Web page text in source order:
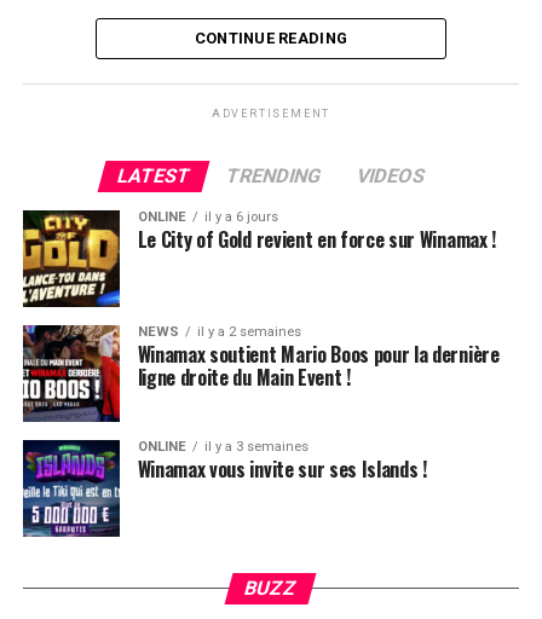
Hugues Mazerolle, vainqueur du Main Event
La victoire de Chotec clôture donc ce festival qui aura,
climat, tout était au top et très bien organisé. Le casino
d’habitude, le suspense était à son comble.
CONTINUE READING
ADVERTISEMENT
LATEST TRENDING VIDEOS
ONLINE il y a 6 jours
Le City of Gold revient en force sur Winamax !
NEWS il y a 2 semaines
Winamax soutient Mario Boos pour la dernière
ligne droite du Main Event !
ONLINE il y a 3 semaines
Winamax vous invite sur ses Islands !
BUZZ